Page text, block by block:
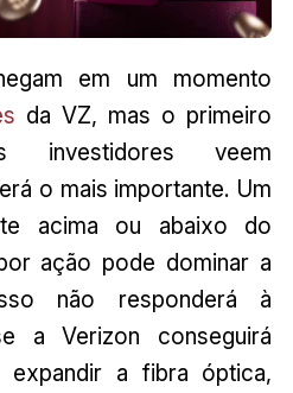
em um momento
da VZ, mas o primeiro
veem
o mais importante. Um
acima ou abaixo do
ação pode dominar a
não responderá à
a Verizon conseguirá
expandir a fibra óptica,